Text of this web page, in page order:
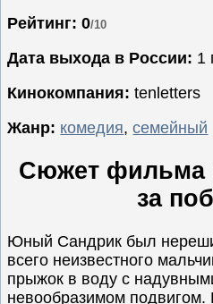
Триллеры
Фантастика
Фэнтези
Ожидаемые
кино
Рейтинг: 0/10
Дата выхода в России: 1
Кинокомпания: tenletters
Жанр: комедия,семейный
Сюжет фильма
за
Юный Сандрик был
всего неизвестного
прыжок в воду с
невообразимом подвигом.